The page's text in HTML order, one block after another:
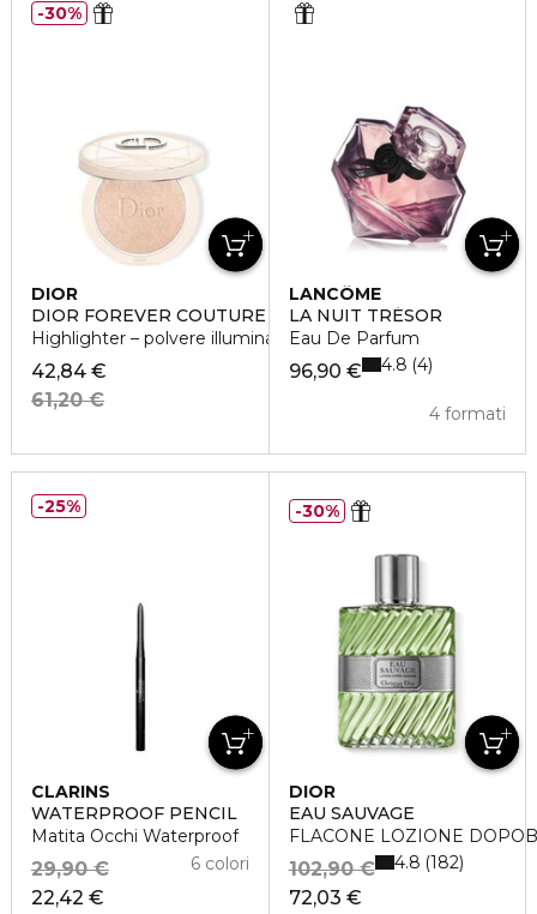
DIOR
DIOR FOREVER COUTURE LUMINIZER
Highlighter – polvere illuminante intensa
42,84 €
61,20 €
30%
LANCÔME
LA NUIT TRÉSOR
Eau De Parfum
96,90 €
4 formati
4.8 4
CLARINS
WATERPROOF PENCIL
Matita Occhi Waterproof
22,42 €
29,90 € 6 colori
25%
DIOR
EAU SAUVAGE
FLACONE LOZIONE
72,03 €
102,90 € 4.8 182
30%